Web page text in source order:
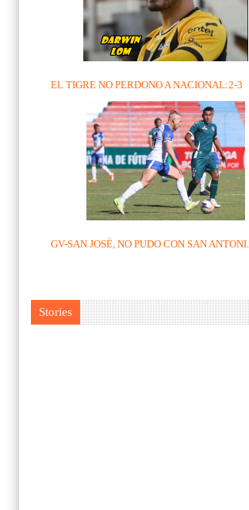
EL TIGRE NO PERDONO A NACIONAL:2-3
GV-SAN JOSÉ, NO PUDO CON SAN ANTONI...
Stories